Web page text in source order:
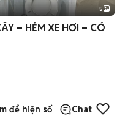
5
CÓ
để hiện số Chat